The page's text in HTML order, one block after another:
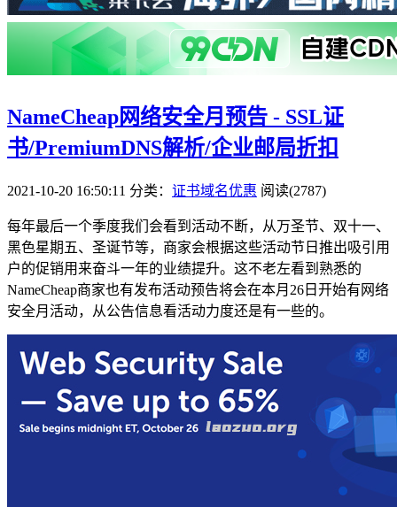
NameCheap网络安全月预告 - SSL证
书/PremiumDNS解析/企业邮局折扣
2021-10-20 16:50:11 分类： 证书域名优惠 阅读(2787)
每年最后一个季度我们会看到活动不断，从万圣节、双十一、
黑色星期五、圣诞节等，商家会根据这些活动节日推出吸引用
户的促销用来奋斗一年的业绩提升。这不老左看到熟悉的
NameCheap商家也有发布活动预告将会在本月26日开始有网络
安全月活动，从公告信息看活动力度还是有一些的。